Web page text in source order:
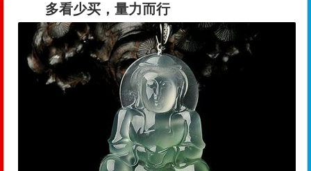
多看少买，量力而行